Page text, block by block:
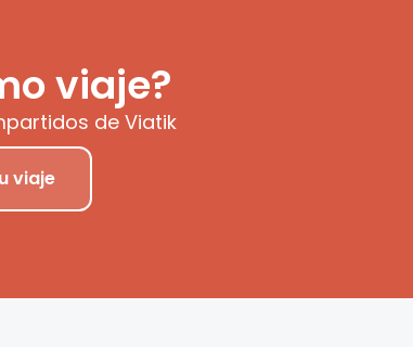
viaje?
de Viatik
viaje